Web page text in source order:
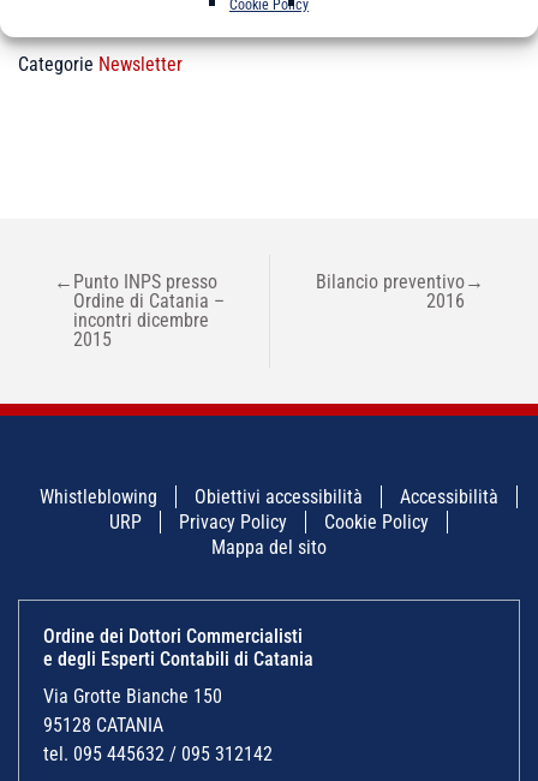
Cookie Policy
Categorie Newsletter
NAVIGAZIONE
ARTICOLI
← Punto INPS presso
Ordine di Catania –
incontri dicembre
2015
Bilancio preventivo
2016
→
Whistleblowing Obiettivi accessibilità
Accessibilità
URP
Privacy Policy
Cookie Policy
Mappa del sito
Ordine dei Dottori Commercialisti
e degli Esperti Contabili di Catania
Via Grotte Bianche 150
95128 CATANIA
tel. 095 445632 / 095 312142